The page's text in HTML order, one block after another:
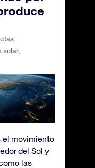
solar,
el movimiento
del Sol y
las